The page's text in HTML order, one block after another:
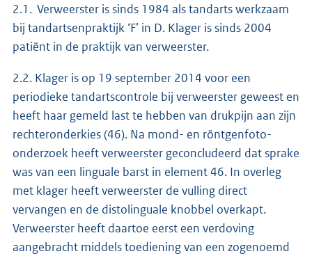
2.1. Verweerster is sinds 1984 als tandarts werkzaam
bij tandartsenpraktijk ‘F’ in D. Klager is sinds 2004
patiënt in de praktijk van verweerster.
2.2. Klager is op 19 september 2014 voor een
periodieke tandartscontrole bij verweerster geweest en
heeft haar gemeld last te hebben van drukpijn aan zijn
rechteronderkies (46). Na mond- en röntgenfoto-
onderzoek heeft verweerster geconcludeerd dat sprake
was van een linguale barst in element 46. In overleg
met klager heeft verweerster de vulling direct
vervangen en de distolinguale knobbel overkapt.
Verweerster heeft daartoe eerst een verdoving
aangebracht middels toediening van een zogenoemd